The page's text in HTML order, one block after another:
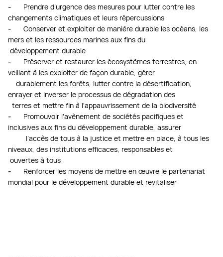
- Prendre d’urgence des mesures pour lutter contre les
changements climatiques et leurs répercussions
- Conserver et exploiter de manière durable les océans, les
mers et les ressources marines aux fins du
développement durable
- Préserver et restaurer les écosystèmes terrestres, en
veillant à les exploiter de façon durable, gérer
durablement les forêts, lutter contre la désertification,
enrayer et inverser le processus de dégradation des
terres et mettre fin à l'appauvrissement de la biodiversité
- Promouvoir l'avènement de sociétés pacifiques et
inclusives aux fins du développement durable, assurer
l’accès de tous à la justice et mettre en place, à tous les
niveaux, des institutions efficaces, responsables et
ouvertes à tous
- Renforcer les moyens de mettre en œuvre le partenariat
mondial pour le développement durable et revitaliser